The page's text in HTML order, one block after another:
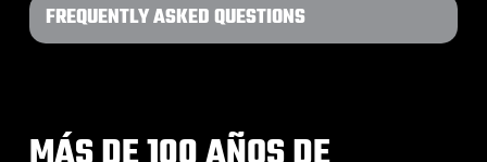
FREQUENTLY ASKED QUESTIONS